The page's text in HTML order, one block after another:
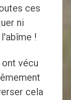
ces
ni
!
vécu
cela